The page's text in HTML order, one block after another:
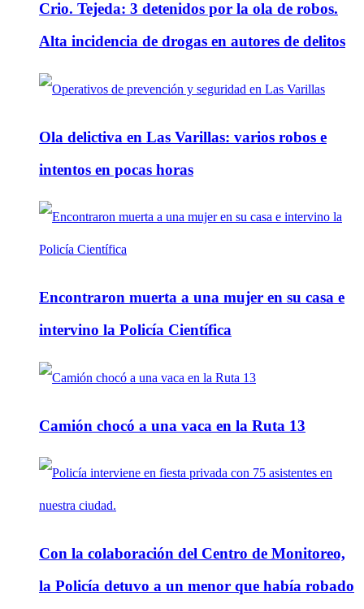
Crio. Tejeda: 3 detenidos por la ola de robos.
Alta incidencia de drogas en autores de delitos
Ola delictiva en Las Varillas: varios robos e
intentos en pocas horas
Encontraron muerta a una mujer en su casa e
intervino la Policía Científica
Camión chocó a una vaca en la Ruta 13
Con la colaboración del Centro de Monitoreo,
la Policía detuvo a un menor que había robado